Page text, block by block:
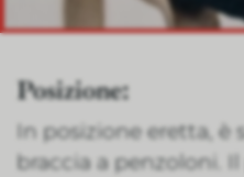
Posizione:
In posizione eretta, è
braccia a penzoloni.